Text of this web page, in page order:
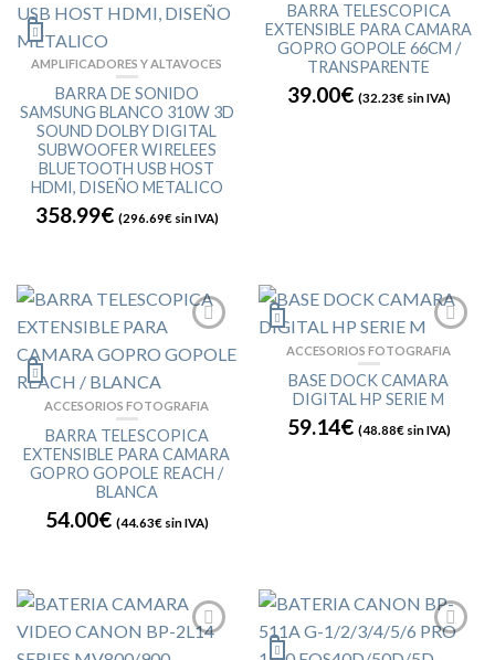
AMPLIFICADORES Y ALTAVOCES
BARRA DE SONIDO
SAMSUNG BLANCO 310W 3D
SOUND DOLBY DIGITAL
SUBWOOFER WIRELEES
BLUETOOTH USB HOST
HDMI, DISEÑO METALICO
358.99€ (296.69€sin IVA)
BARRA TELESCOPICA
EXTENSIBLE PARA CAMARA
GOPRO GOPOLE 66CM /
TRANSPARENTE
39.00€ (32.23€sin IVA)
ACCESORIOS FOTOGRAFIA
BARRA TELESCOPICA
EXTENSIBLE PARA CAMARA
GOPRO GOPOLE REACH /
BLANCA
54.00€ (44.63€ sin IVA)
ACCESORIOS FOTOGRAFIA
BASE DOCK CAMARA
DIGITAL HP SERIE M
59.14€ (48.88€ sin IVA)